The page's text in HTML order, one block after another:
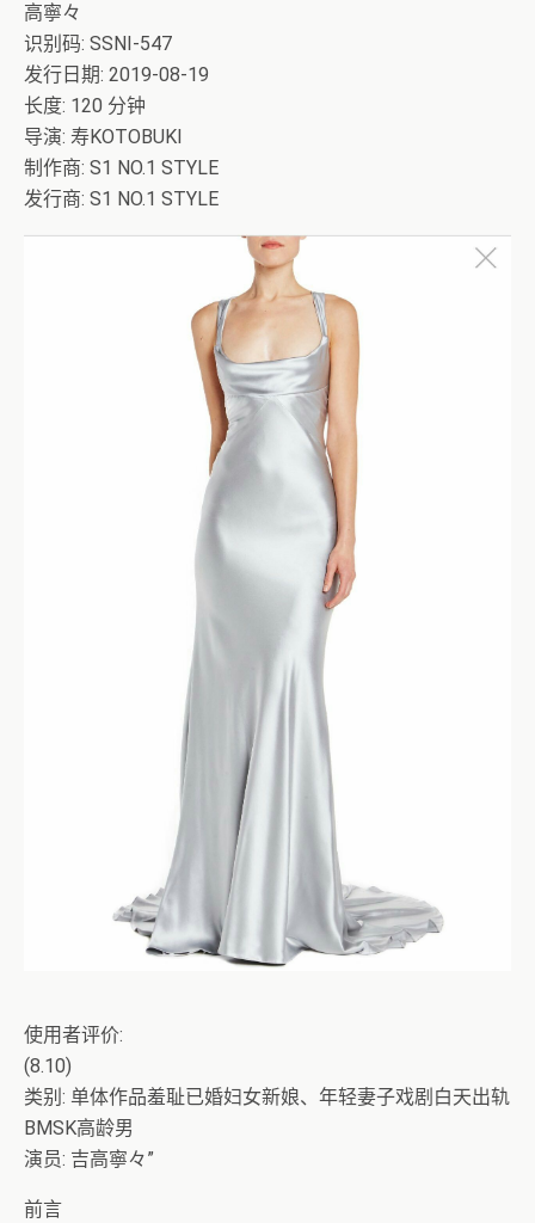
高寧々
识别码: SSNI-547
发行日期: 2019-08-19
长度: 120 分钟
导演: 寿KOTOBUKI
制作商: S1 NO.1 STYLE
发行商: S1 NO.1 STYLE
使用者评价:
(8.10)
类别: 单体作品羞耻已婚妇女新娘、年轻妻子戏剧白天出轨
BMSK高龄男
演员: 吉高寧々”
前言